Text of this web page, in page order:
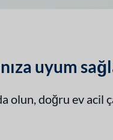
uyum
olun, doğru ev acil